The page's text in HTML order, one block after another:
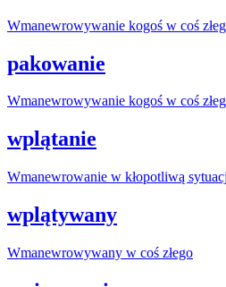
Wmanewrowywanie kogoś w coś
pakowanie
Wmanewrowywanie kogoś w coś
wplątanie
Wmanewrowanie w kłopotliwą
wplątywany
Wmanewrowywany w coś złego